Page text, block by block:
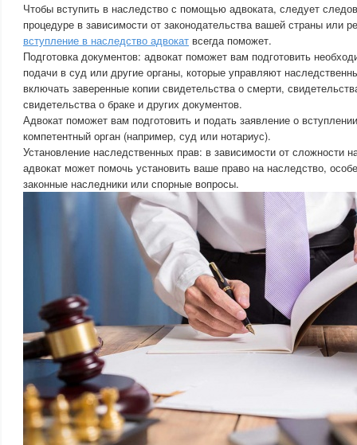
Чтобы вступить в наследство с помощью адвоката, следует
процедуре в зависимости от законодательства вашей страны или
вступление в наследство адвокат всегда поможет.
Подготовка документов: адвокат поможет вам подготовить
подачи в суд или другие органы, которые управляют
включать заверенные копии свидетельства о смерти,
свидетельства о браке и других документов.
Адвокат поможет вам подготовить и подать заявление о
компетентный орган (например, суд или нотариус).
Установление наследственных прав: в зависимости от сложности
адвокат может помочь установить ваше право на наследство,
законные наследники или спорные вопросы.